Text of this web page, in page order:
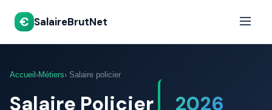
€ SalaireBrutNet
Accueil ›Métiers› Salaire policier
Salaire Policier 2026